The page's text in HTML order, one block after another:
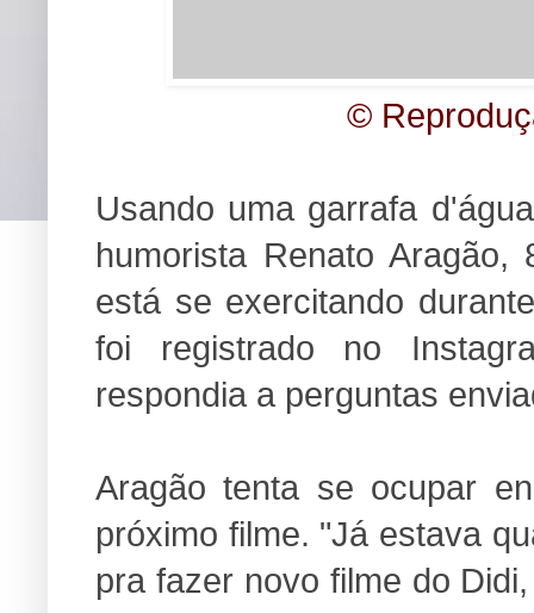
©
Usando uma garrafa
humorista Renato
está se exercitando
foi registrado no
respondia a perguntas
Aragão tenta se ocupar
próximo filme. "Já estava
pra fazer novo filme do